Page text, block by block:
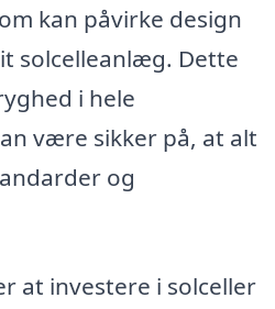
kan påvirke design
solcelleanlæg. Dette
i hele
være sikker på, at alt
og
at investere i solceller